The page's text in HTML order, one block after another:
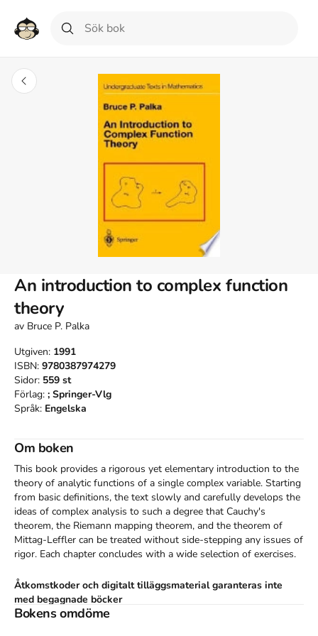
An introduction to complex function
theory
av Bruce P. Palka
Utgiven: 1991
ISBN: 9780387974279
Sidor: 559 st
Förlag: ; Springer-Vlg
Språk: Engelska
Om boken
This book provides a rigorous yet elementary introduction to the
theory of analytic functions of a single complex variable. Starting
from basic definitions, the text slowly and carefully develops the
ideas of complex analysis to such a degree that Cauchy's
theorem, the Riemann mapping theorem, and the theorem of
Mittag-Leffler can be treated without side-stepping any issues of
rigor. Each chapter concludes with a wide selection of exercises.
Åtkomstkoder och digitalt tilläggsmaterial garanteras inte
med begagnade böcker
Bokens omdöme